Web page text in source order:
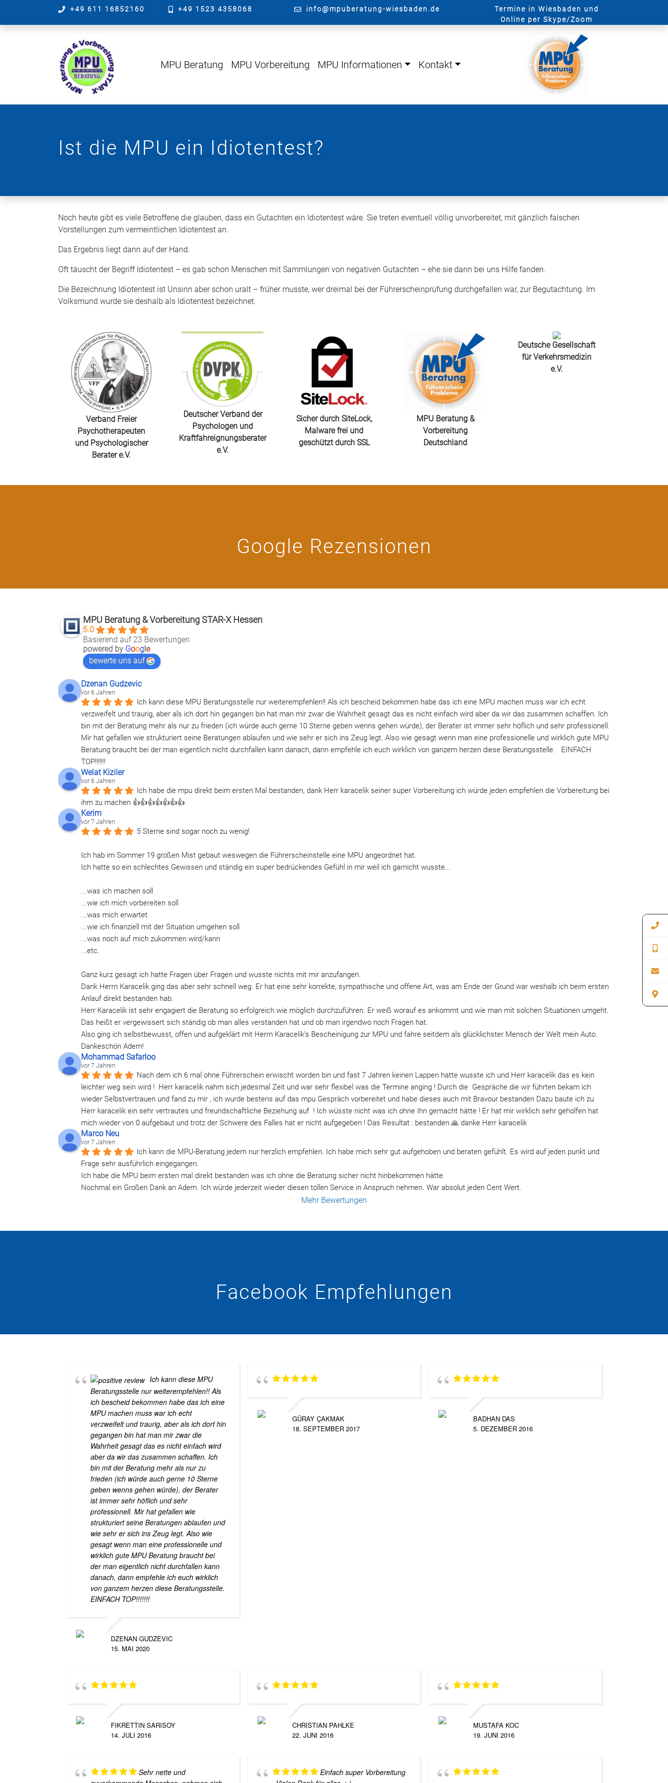
+49 611 16852160 +49 1523 4358068 info@mpuberatung-wiesbaden.de
Termine in Wiesbaden und
Online per Skype/Zoom
MPU Beratung MPU Vorbereitung MPU Informationen Kontakt
Ist die MPU ein Idiotentest?
Noch heute gibt es viele Betroffene die glauben, dass ein Gutachten ein Idiotentest wäre. Sie treten eventuell völlig unvorbereitet, mit gänzlich falschen
Vorstellungen zum vermeintlichen Idiotentest an.
Das Ergebnis liegt dann auf der Hand.
Oft täuscht der Begriff Idiotentest – es gab schon Menschen mit Sammlungen von negativen Gutachten – ehe sie dann bei uns Hilfe fanden.
Die Bezeichnung Idiotentest ist Unsinn aber schon uralt – früher musste, wer dreimal bei der Führerscheinprüfung durchgefallen war, zur Begutachtung. Im
Volksmund wurde sie deshalb als Idiotentest bezeichnet.
Verband Freier
Psychotherapeuten
und Psychologischer
Berater e.V.
Deutscher Verband der
Psychologen und
Kraftfahreignungsberater
e.V.
Sicher durch SiteLock,
Malware frei und
geschützt durch SSL
MPU Beratung &
Vorbereitung
Deutschland
Deutsche Gesellschaft
für Verkehrsmedizin
e.V.
Google Rezensionen
MPU Beratung & Vorbereitung STAR-X Hessen
5.0
Basierend auf 23 Bewertungen
powered by Google
bewerte uns auf
Dzenan Gudzevic
vor 6 Jahren
Ich kann diese MPU Beratungsstelle nur weiterempfehlen!! Als ich bescheid bekommen habe das ich eine MPU machen muss war ich echt
verzweifelt und traurig, aber als ich dort hin gegangen bin hat man mir zwar die Wahrheit gesagt das es nicht einfach wird aber da wir das zusammen schaffen. Ich
bin mit der Beratung mehr als nur zu frieden (ich würde auch gerne 10 Sterne geben wenns gehen würde), der Berater ist immer sehr höflich und sehr professionell.
Mir hat gefallen wie strukturiert seine Beratungen ablaufen und wie sehr er sich ins Zeug legt. Also wie gesagt wenn man eine professionelle und wirklich gute MPU
Beratung braucht bei der man eigentlich nicht durchfallen kann danach, dann empfehle ich euch wirklich von ganzem herzen diese Beratungsstelle.   EINFACH
TOP!!!!!!!
Welat Kiziler
vor 6 Jahren
Ich habe die mpu direkt beim ersten Mal bestanden, dank Herr karacelik seiner super Vorbereitung ich würde jeden empfehlen die Vorbereitung bei
ihm zu machen 👍👍👍👍👍👍👍
Kerim
vor 7 Jahren
5 Sterne sind sogar noch zu wenig!
Ich hab im Sommer 19 großen Mist gebaut weswegen die Führerscheinstelle eine MPU angeordnet hat.
Ich hatte so ein schlechtes Gewissen und ständig ein super bedrückendes Gefühl in mir weil ich garnicht wusste...
...was ich machen soll
...wie ich mich vorbereiten soll
...was mich erwartet
...wie ich finanziell mit der Situation umgehen soll
...was noch auf mich zukommen wird/kann
...etc.
Ganz kurz gesagt ich hatte Fragen über Fragen und wusste nichts mit mir anzufangen.
Dank Herrn Karacelik ging das aber sehr schnell weg. Er hat eine sehr korrekte, sympathische und offene Art, was am Ende der Grund war weshalb ich beim ersten
Anlauf direkt bestanden hab.
Herr Karacelik ist sehr engagiert die Beratung so erfolgreich wie möglich durchzuführen. Er weiß worauf es ankommt und wie man mit solchen Situationen umgeht.
Das heißt er vergewissert sich ständig ob man alles verstanden hat und ob man irgendwo noch Fragen hat.
Also ging ich selbstbewusst, offen und aufgeklärt mit Herrn Karacelik’s Bescheinigung zur MPU und fahre seitdem als glücklichster Mensch der Welt mein Auto.
Dankeschön Adem!
Mohammad Safarloo
vor 7 Jahren
Nach dem ich 6 mal ohne Führerschein erwischt worden bin und fast 7 Jahren keinen Lappen hatte wusste ich und Herr karacelik das es kein
leichter weg sein wird !  Herr karacelik nahm sich jedesmal Zeit und war sehr flexibel was die Termine anging ! Durch die  Gespräche die wir führten bekam ich
wieder Selbstvertrauen und fand zu mir , ich wurde bestens auf das mpu Gespräch vorbereitet und habe dieses auch mit Bravour bestanden Dazu baute ich zu
Herr karacelik ein sehr vertrautes und freundschaftliche Beziehung auf  ! Ich wüsste nicht was ich ohne Ihn gemacht hätte ! Er hat mir wirklich sehr geholfen hat
mich wieder von 0 aufgebaut und trotz der Schwere des Falles hat er nicht aufgegeben ! Das Resultat : bestanden 🙏 danke Herr karacelik
Marco Neu
vor 7 Jahren
Ich kann die MPU-Beratung jedem nur herzlich empfehlen. Ich habe mich sehr gut aufgehoben und beraten gefühlt. Es wird auf jeden punkt und
Frage sehr ausführlich eingegangen.
Ich habe die MPU beim ersten mal direkt bestanden was ich ohne die Beratung sicher nicht hinbekommen hätte.
Nochmal ein Großen Dank an Adem. Ich würde jederzeit wieder diesen tollen Service in Anspruch nehmen. War absolut jeden Cent Wert.
Mehr Bewertungen
Facebook Empfehlungen
Ich kann diese MPU
Beratungsstelle nur weiterempfehlen!! Als
ich bescheid bekommen habe das ich eine
MPU machen muss war ich echt
verzweifelt und traurig, aber als ich dort hin
gegangen bin hat man mir zwar die
Wahrheit gesagt das es nicht einfach wird
aber da wir das zusammen schaffen. Ich
bin mit der Beratung mehr als nur zu
frieden (ich würde auch gerne 10 Sterne
geben wenns gehen würde), der Berater
ist immer sehr höflich und sehr
professionell. Mir hat gefallen wie
strukturiert seine Beratungen ablaufen und
wie sehr er sich ins Zeug legt. Also wie
gesagt wenn man eine professionelle und
wirklich gute MPU Beratung braucht bei
der man eigentlich nicht durchfallen kann
danach, dann empfehle ich euch wirklich
von ganzem herzen diese Beratungsstelle.
EINFACH TOP!!!!!!!
DZENAN GUDZEVIC
15. MAI 2020
GÜRAY ÇAKMAK
18. SEPTEMBER 2017
BADHAN DAS
5. DEZEMBER 2016
FIKRETTIN SARISOY
14. JULI 2016
CHRISTIAN PAHLKE
22. JUNI 2016
MUSTAFA KOC
19. JUNI 2016
Sehr nette und
Einfach super Vorbereitung